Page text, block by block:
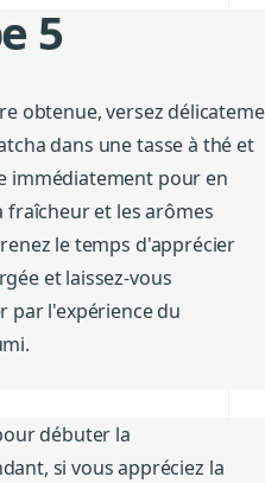
5
obtenue,versez délicateme
dans une tasse à thé et
immédiatement pour en
fraîcheur et les arômes
le temps d'apprécier
et laissez-vous
par l'expériencedu
.
débuter la
si vous appréciez la